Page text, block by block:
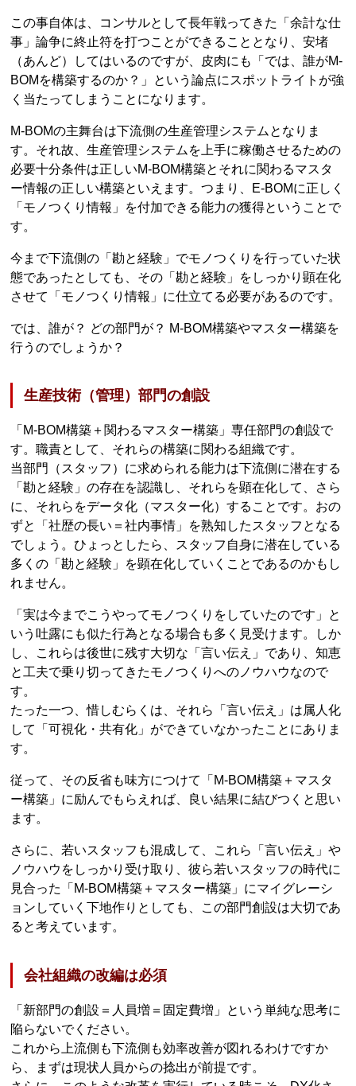
この事自体は、コンサルとして長年戦ってきた「余計な仕
事」論争に終止符を打つことができることとなり、安堵
（あんど）してはいるのですが、皮肉にも「では、誰がM-
BOMを構築するのか？」という論点にスポットライトが強
く当たってしまうことになります。
M-BOMの主舞台は下流側の生産管理システムとなりま
す。それ故、生産管理システムを上手に稼働させるための
必要十分条件は正しいM-BOM構築とそれに関わるマスタ
ー情報の正しい構築といえます。つまり、E-BOMに正しく
「モノつくり情報」を付加できる能力の獲得ということで
す。
今まで下流側の「勘と経験」でモノつくりを行っていた状
態であったとしても、その「勘と経験」をしっかり顕在化
させて「モノつくり情報」に仕立てる必要があるのです。
では、誰が？ どの部門が？ M-BOM構築やマスター構築を
行うのでしょうか？
生産技術（管理）部門の創設
「M-BOM構築＋関わるマスター構築」専任部門の創設で
す。職責として、それらの構築に関わる組織です。
当部門（スタッフ）に求められる能力は下流側に潜在する
「勘と経験」の存在を認識し、それらを顕在化して、さら
に、それらをデータ化（マスター化）することです。おの
ずと「社歴の長い＝社内事情」を熟知したスタッフとなる
でしょう。ひょっとしたら、スタッフ自身に潜在している
多くの「勘と経験」を顕在化していくことであるのかもし
れません。
「実は今までこうやってモノつくりをしていたのです」と
いう吐露にも似た行為となる場合も多く見受けます。しか
し、これらは後世に残す大切な「言い伝え」であり、知恵
と工夫で乗り切ってきたモノつくりへのノウハウなので
す。
たった一つ、惜しむらくは、それら「言い伝え」は属人化
して「可視化・共有化」ができていなかったことにありま
す。
従って、その反省も味方につけて「M-BOM構築＋マスタ
ー構築」に励んでもらえれば、良い結果に結びつくと思い
ます。
さらに、若いスタッフも混成して、これら「言い伝え」や
ノウハウをしっかり受け取り、彼ら若いスタッフの時代に
見合った「M-BOM構築＋マスター構築」にマイグレーシ
ョンしていく下地作りとしても、この部門創設は大切であ
ると考えています。
会社組織の改編は必須
「新部門の創設＝人員増＝固定費増」という単純な思考に
陥らないでください。
これから上流側も下流側も効率改善が図れるわけですか
ら、まずは現状人員からの捻出が前提です。